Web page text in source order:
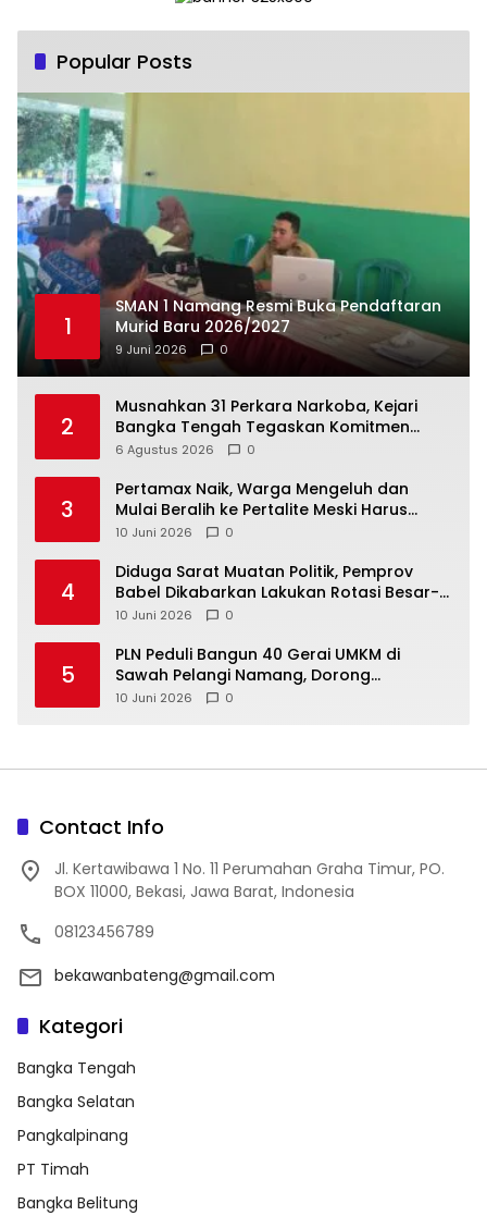
Popular Posts
1
SMAN 1 Namang Resmi Buka Pendaftaran
Murid Baru 2026/2027
9 Juni 2026 0
2
Musnahkan 31 Perkara Narkoba, Kejari
Bangka Tengah Tegaskan Komitmen
Berantas Kejahatan Hingga Tuntas
6 Agustus 2026 0
3
‎Pertamax Naik, Warga Mengeluh dan
Mulai Beralih ke Pertalite Meski Harus
10 Juni 2026 0
4
‎Diduga Sarat Muatan Politik, Pemprov
Babel Dikabarkan Lakukan Rotasi Besar-
10 Juni 2026 0
5
‎PLN Peduli Bangun 40 Gerai UMKM di
Sawah Pelangi Namang, Dorong
10 Juni 2026 0
Contact Info
Jl. Kertawibawa 1 No. 11 Perumahan Graha Timur, PO.
BOX 11000, Bekasi, Jawa Barat, Indonesia
08123456789
bekawanbateng@gmail.com
Kategori
Bangka Tengah
Bangka Selatan
Pangkalpinang
PT Timah
Bangka Belitung